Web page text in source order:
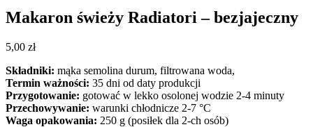
Makaron świeży Radiatori – bezjajeczny
5,00 zł
Składniki: mąka semolina durum, filtrowana woda,
Termin ważności: 35 dni od daty produkcji
Przygotowanie: gotować w lekko osolonej wodzie 2-4 minuty
Przechowywanie: warunki chłodnicze 2-7 °C
Waga opakowania: 250 g (posiłek dla 2-ch osób)